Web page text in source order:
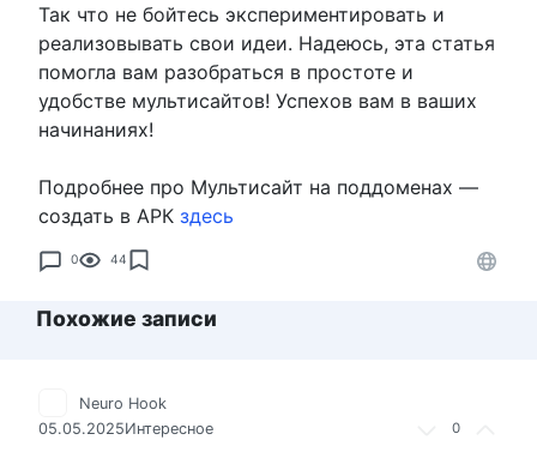
Так что не бойтесь экспериментировать и
реализовывать свои идеи. Надеюсь, эта статья
помогла вам разобраться в простоте и
удобстве мультисайтов! Успехов вам в ваших
начинаниях!
Подробнее про Мультисайт на поддоменах —
создать в АРК здесь
0 44
Похожие записи
0
Neuro Hook
05.05.2025Интересное